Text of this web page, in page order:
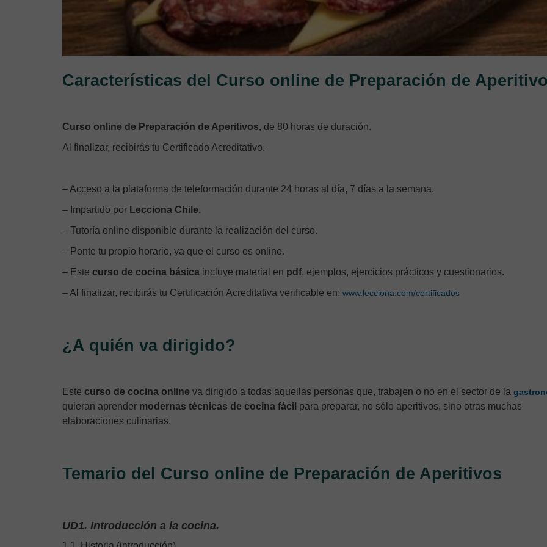
Características del Curso online de Preparación de
Curso online de Preparación de Aperitivos, de 80 horas de duración.
Al finalizar, recibirás tu Certificado Acreditativo.
– Acceso a la plataforma de teleformación durante 24 horas al día, 7 días a la semana.
– Impartido por Lecciona Chile.
– Tutoría online disponible durante la realización del curso.
– Ponte tu propio horario, ya que el curso es online.
– Este curso de cocina básica incluye material en pdf, ejemplos, ejercicios prácticos y cuestionarios.
– Al finalizar, recibirás tu Certificación Acreditativa verificable en: www.lecciona.com/certificados
¿A quién va dirigido?
Este curso de cocina online va dirigido a todas aquellas personas que, trabajen o no en el sector de la
quieran aprender modernas técnicas de cocina fácil para preparar, no sólo aperitivos, sino otras muchas
elaboraciones culinarias.
Temario del Curso online de Preparación de Aperitivos
UD1. Introducción a la cocina.